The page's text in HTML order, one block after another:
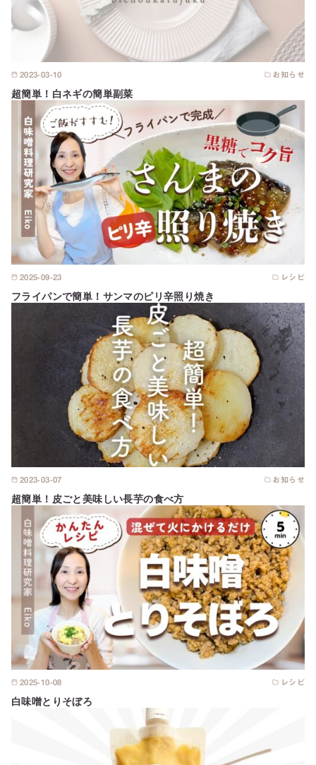
2023-03-10 お知らせ
超簡単！白ネギの簡単副菜
2025-09-23 レシピ
フライパンで簡単！サンマのピリ辛照り焼き
2023-03-07 お知らせ
超簡単！皮ごと美味しい長芋の食べ方
2025-10-08 レシピ
白味噌とりそぼろ